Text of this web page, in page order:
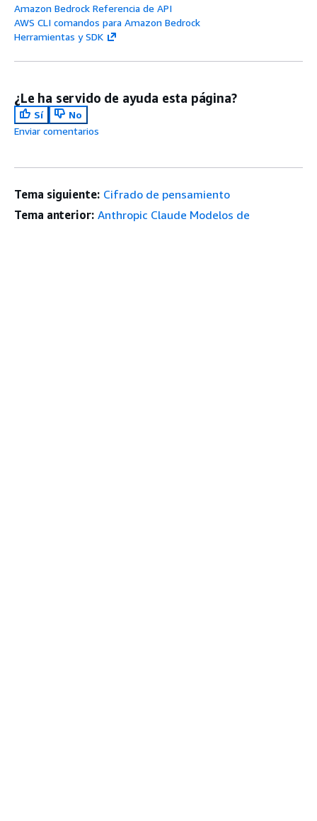
Amazon Bedrock Referencia de API
AWS CLI comandos para Amazon Bedrock
Herramientas y SDK
¿Le ha servido de ayuda esta página?
Sí
No
Enviar comentarios
Tema siguiente: Cifrado de pensamiento
Tema anterior: Anthropic Claude Modelos de